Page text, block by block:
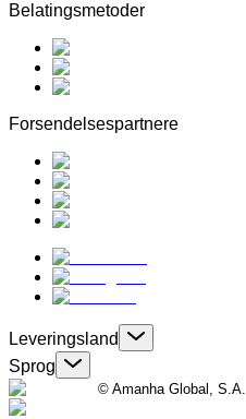
Belatingsmetoder
Forsendelsespartnere
Leveringsland
Sprog
© Amanha Global, S.A.